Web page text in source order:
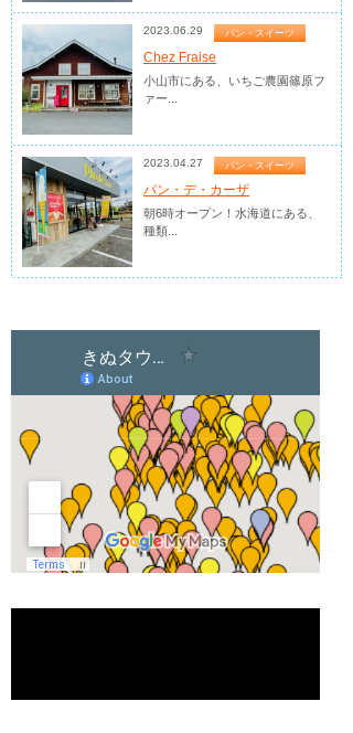
2023.06.29 パン・スイーツ
Chez Fraise
小山市にある、いちご農園篠原フ
ァー...
2023.04.27 パン・スイーツ
パン・デ・カーザ
朝6時オープン！水海道にある、
種類...